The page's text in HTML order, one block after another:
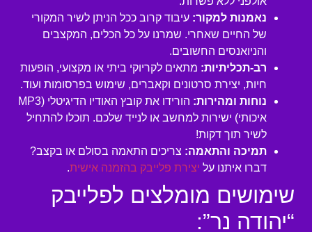
נאמנות למקור: עיבוד קרוב ככל הניתן לשיר המקורי
של החיים שאחרי. שמרנו על כל הכלים, המקצבים
והניואנסים החשובים.
רב-תכליתיות: מתאים לקריוקי ביתי או מקצועי, הופעות
חיות, יצירת סרטונים וקאברים, שימוש בפרסומות ועוד.
נוחות ומהירות:
הורידו את קובץ האודיו הדיגיטלי (MP3
איכותי) ישירות למחשב או לנייד שלכם. תוכלו להתחיל
לשיר תוך דקות!
תמיכה והתאמה: צריכים התאמה בסולם או בקצב?
דברו איתנו על יצירת פלייבק בהזמנה אישית.
שימושים מומלצים לפלייבק
“יהודה נר”: